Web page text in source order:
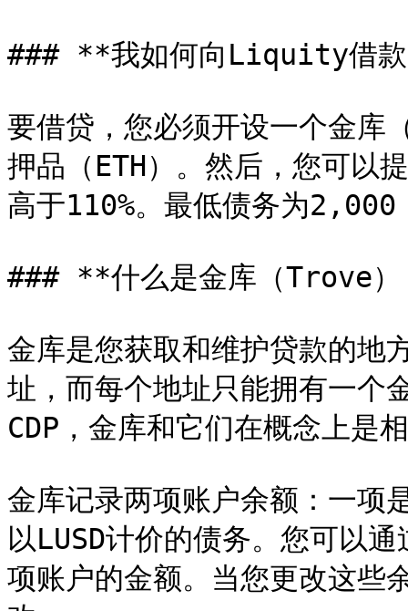
### **我如何向Liquity借
要借贷，您必须开设一个金库
押品（ETH）。然后，您可以
高于110%。最低债务为2,000
### **什么是金库（Trove
金库是您获取和维护贷款的地
址，而每个地址只能拥有一个
CDP，金库和它们在概念上是
金库记录两项账户余额：一项
以LUSD计价的债务。您可以
项账户的金额。当您更改这些